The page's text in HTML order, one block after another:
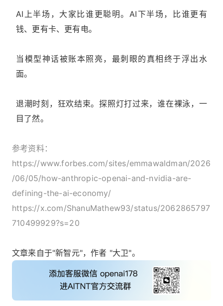
AI上半场，大家比谁更聪明。AI下半场，比谁更有
钱、更有卡、更有电。
当模型神话被账本照亮，最刺眼的真相终于浮出水
面。
退潮时刻，狂欢结束。探照灯打过来，谁在裸泳，一
目了然。
参考资料：
https://www.forbes.com/sites/emmawaldman/2026
/06/05/how-anthropic-openai-and-nvidia-are-
defining-the-ai-economy/
https://x.com/ShanuMathew93/status/2062865797
710499929?s=20
文章来自于"新智元"，作者 "大卫"。